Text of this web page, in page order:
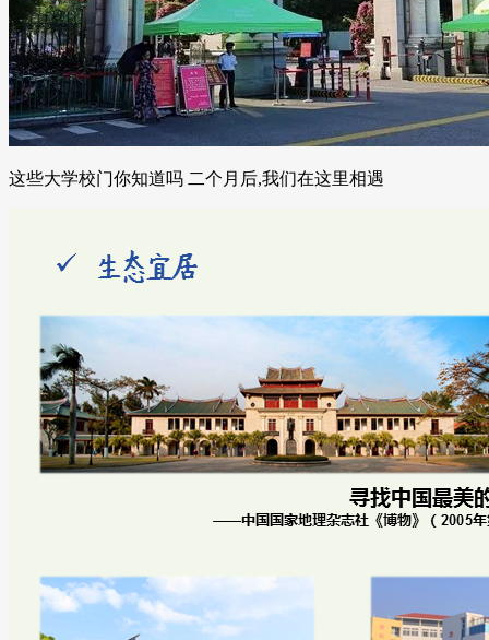
这些大学校门你知道吗 二个月后,我们在这里相遇